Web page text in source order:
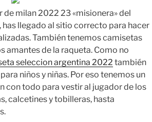
milan 2022 23 «misionera» del
llegado al sitio correcto para hacer
También tenemos camisetas
amantes de la raqueta. Como no
seleccion argentina 2022 también
niños y niñas. Por eso tenemos un
con todo para vestir al jugador de los
calcetines y tobilleras, hasta